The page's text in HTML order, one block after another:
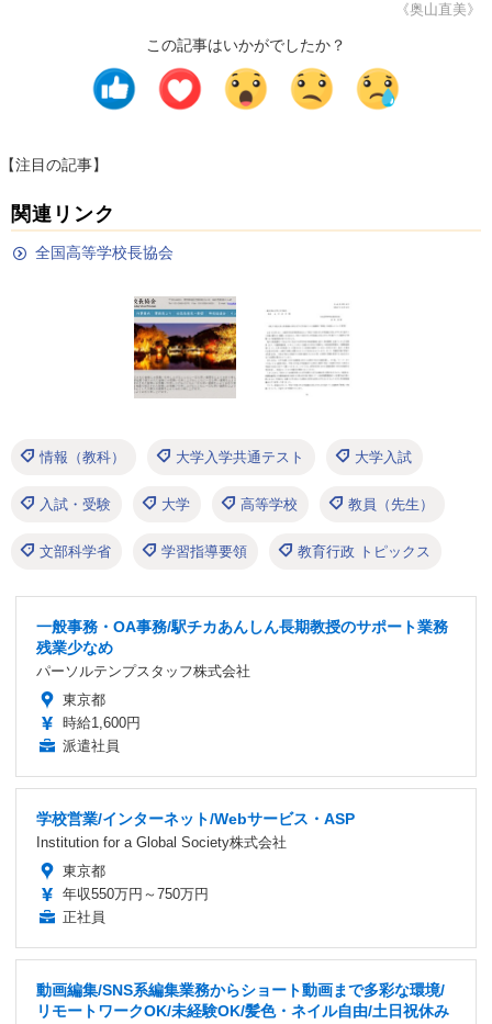
《奥山直美》
この記事はいかがでしたか？
【注目の記事】
関連リンク
全国高等学校長協会
情報（教科） 大学入学共通テスト 大学入試
入試・受験 大学 高等学校 教員（先生）
文部科学省 学習指導要領 教育行政 トピックス
一般事務・OA事務/駅チカあんしん長期教授のサポート業務
残業少なめ
パーソルテンプスタッフ株式会社
東京都
時給1,600円
派遣社員
学校営業/インターネット/Webサービス・ASP
Institution for a Global Society株式会社
東京都
年収550万円～750万円
正社員
動画編集/SNS系編集業務からショート動画まで多彩な環境/
リモートワークOK/未経験OK/髪色・ネイル自由/土日祝休み